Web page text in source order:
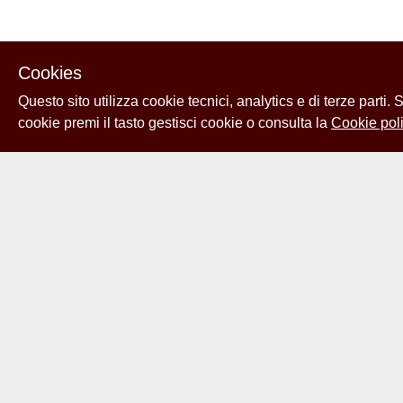
Cookies
Questo sito utilizza cookie tecnici, analytics e di terze parti.
cookie premi il tasto gestisci cookie o consulta la Cookie